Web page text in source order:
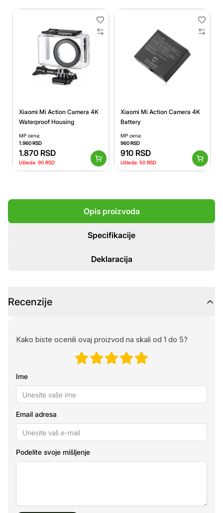
Xiaomi Mi Action Camera 4K
Waterproof Housing
MP cena:
1.960RSD
1.870 RSD
Ušteda: 90 RSD
Xiaomi Mi Action Camera 4K
Battery
MP cena:
960RSD
910 RSD
Ušteda: 50 RSD
Opis proizvoda
Specifikacije
Deklaracija
Recenzije
Kako biste ocenili ovaj proizvod na skali od 1 do 5?
Ime
Email adresa
Podelite svoje mišljenje